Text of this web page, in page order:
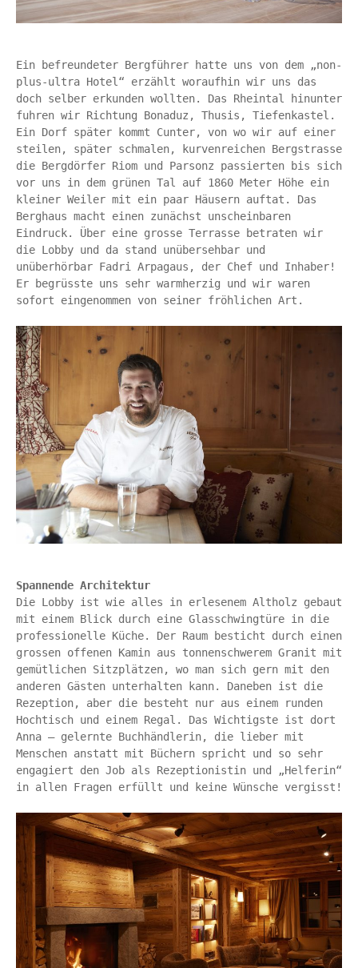
Ein befreundeter Bergführer hatte uns von dem „non-
plus-ultra Hotel“ erzählt woraufhin wir uns das
doch selber erkunden wollten. Das Rheintal hinunter
fuhren wir Richtung Bonaduz, Thusis, Tiefenkastel.
Ein Dorf später kommt Cunter, von wo wir auf einer
steilen, später schmalen, kurvenreichen Bergstrasse
die Bergdörfer Riom und Parsonz passierten bis sich
vor uns in dem grünen Tal auf 1860 Meter Höhe ein
kleiner Weiler mit ein paar Häusern auftat. Das
Berghaus macht einen zunächst unscheinbaren
Eindruck. Über eine grosse Terrasse betraten wir
die Lobby und da stand unübersehbar und
unüberhörbar Fadri Arpagaus, der Chef und Inhaber!
Er begrüsste uns sehr warmherzig und wir waren
sofort eingenommen von seiner fröhlichen Art.
Spannende Architektur
Die Lobby ist wie alles in erlesenem Altholz gebaut
mit einem Blick durch eine Glasschwingtüre in die
professionelle Küche. Der Raum besticht durch einen
grossen offenen Kamin aus tonnenschwerem Granit mit
gemütlichen Sitzplätzen, wo man sich gern mit den
anderen Gästen unterhalten kann. Daneben ist die
Rezeption, aber die besteht nur aus einem runden
Hochtisch und einem Regal. Das Wichtigste ist dort
Anna – gelernte Buchhändlerin, die lieber mit
Menschen anstatt mit Büchern spricht und so sehr
engagiert den Job als Rezeptionistin und „Helferin“
in allen Fragen erfüllt und keine Wünsche vergisst!